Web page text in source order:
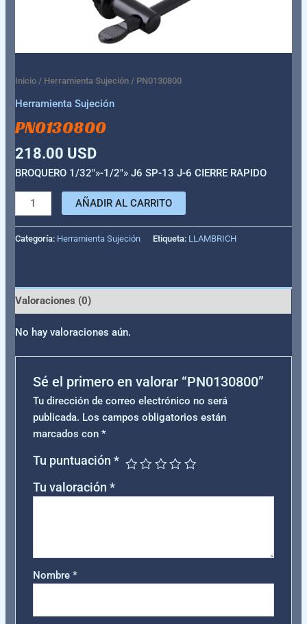
Inicio / Herramienta Sujeción / PN0130800
Herramienta Sujeción
PN0130800
218.00 USD
BROQUERO 1/32″»-1/2″» J6 SP-13 J-6 CIERRE RAPIDO
AÑADIR AL CARRITO
Categoría: Herramienta Sujeción Etiqueta: LLAMBRICH
Valoraciones (0)
No hay valoraciones aún.
Sé el primero en valorar “PN0130800”
Tu dirección de correo electrónico no será
publicada. Los campos obligatorios están
marcados con *
Tu puntuación *
Tu valoración *
Nombre *